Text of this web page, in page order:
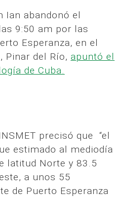
Ian abandonó el
9:50 am por las
Esperanza, en el
Pinar del Río, apuntó el
de Cuba.
precisó que “el
estimado al mediodía
latitud Norte y 83.5
a unos 55
de Puerto Esperanza